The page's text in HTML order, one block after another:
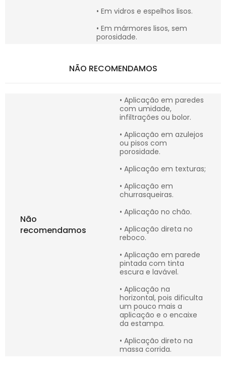
• Em vidros e espelhos lisos.
• Em mármores lisos, sem
porosidade.
NÃO RECOMENDAMOS
Não
recomendamos
• Aplicação em paredes
com umidade,
infiltrações ou bolor.
• Aplicação em azulejos
ou pisos com
porosidade.
• Aplicação em texturas;
• Aplicação em
churrasqueiras.
• Aplicação no chão.
• Aplicação direta no
reboco.
• Aplicação em parede
pintada com tinta
escura e lavável.
• Aplicação na
horizontal, pois dificulta
um pouco mais a
aplicação e o encaixe
da estampa.
• Aplicação direto na
massa corrida.